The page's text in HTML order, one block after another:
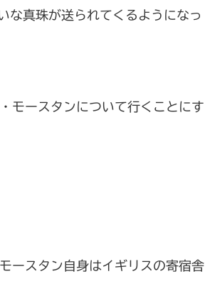
な真珠が送られてくるようになっ
モースタンについて行くことにす
ースタン自身はイギリスの寄宿舎